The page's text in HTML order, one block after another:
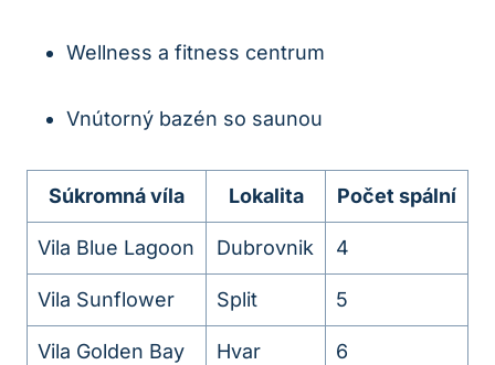
Wellness a⁢ fitness centrum
Vnútorný bazén so saunou
Súkromná víla Lokalita Počet‌ spální
Vila⁤ Blue⁣ Lagoon Dubrovnik 4
Vila Sunflower Split 5
Vila Golden Bay Hvar 6